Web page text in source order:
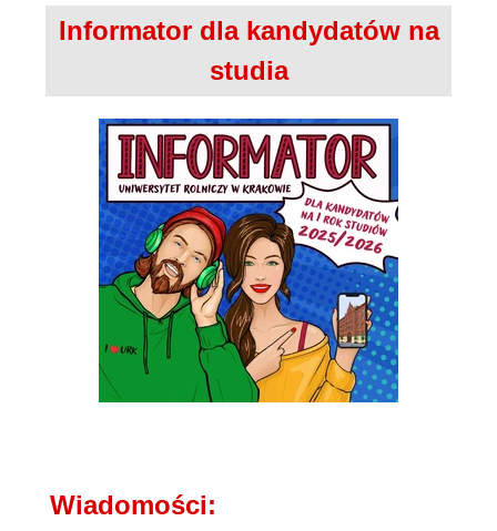
Informator dla kandydatów na
studia
Wiadomości: